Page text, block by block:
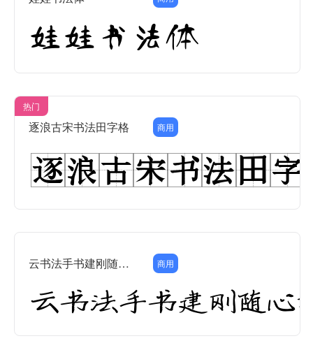
热门
逐浪古宋书法田字格 商用
云书法手书建刚随心楷简 商用